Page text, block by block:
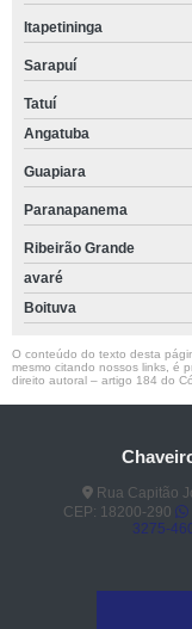
Itapetininga
Sarapuí
Tatuí
Angatuba
Guapiara
Paranapanema
Ribeirão Grande
avaré
Boituva
O conteúdo do texto desta
mesmo citando nossos links, é
direito autoral – artigo 184 do
Rua Capitão
CEP: 18200-290
3275-